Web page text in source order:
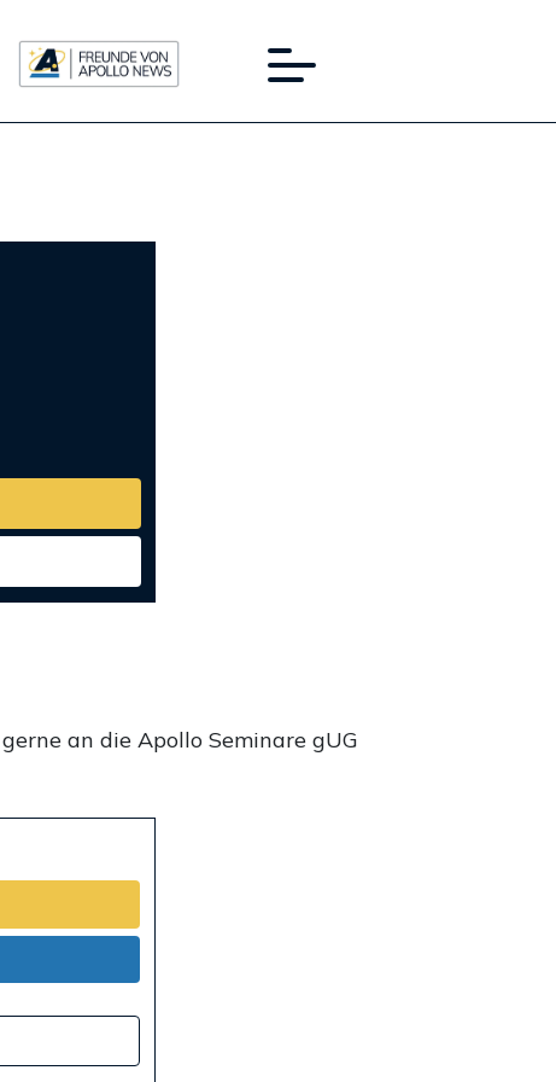
an die Apollo Seminare gUG